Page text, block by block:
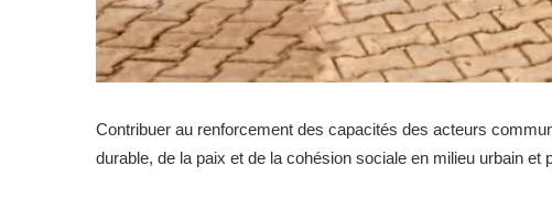
Contribuer au renforcement des capacités des acteurs
durable, de la paix et de la cohésion sociale en milieu urbain